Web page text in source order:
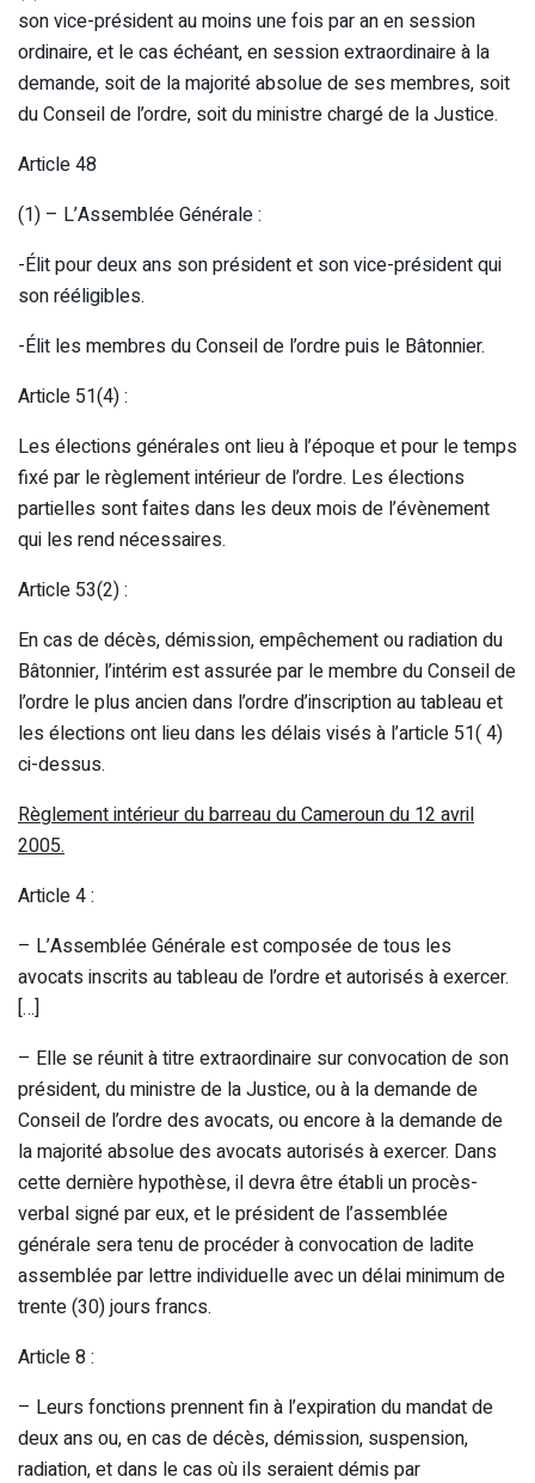
son vice-président au moins une fois par an en session
ordinaire, et le cas échéant, en session extraordinaire à la
demande, soit de la majorité absolue de ses membres, soit
du Conseil de l’ordre, soit du ministre chargé de la Justice.
Article 48
(1) – L’Assemblée Générale :
-Élit pour deux ans son président et son vice-président qui
son rééligibles.
-Élit les membres du Conseil de l’ordre puis le Bâtonnier.
Article 51(4) :
Les élections générales ont lieu à l’époque et pour le temps
fixé par le règlement intérieur de l’ordre. Les élections
partielles sont faites dans les deux mois de l’évènement
qui les rend nécessaires.
Article 53(2) :
En cas de décès, démission, empêchement ou radiation du
Bâtonnier, l’intérim est assurée par le membre du Conseil de
l’ordre le plus ancien dans l’ordre d’inscription au tableau et
les élections ont lieu dans les délais visés à l’article 51( 4)
ci-dessus.
Règlement intérieur du barreau du Cameroun du 12 avril
2005.
Article 4 :
– L’Assemblée Générale est composée de tous les
avocats inscrits au tableau de l’ordre et autorisés à exercer.
[…]
– Elle se réunit à titre extraordinaire sur convocation de son
président, du ministre de la Justice, ou à la demande de
Conseil de l’ordre des avocats, ou encore à la demande de
la majorité absolue des avocats autorisés à exercer. Dans
cette dernière hypothèse, il devra être établi un procès-
verbal signé par eux, et le président de l’assemblée
générale sera tenu de procéder à convocation de ladite
assemblée par lettre individuelle avec un délai minimum de
trente (30) jours francs.
Article 8 :
– Leurs fonctions prennent fin à l’expiration du mandat de
deux ans ou, en cas de décès, démission, suspension,
radiation, et dans le cas où ils seraient démis par